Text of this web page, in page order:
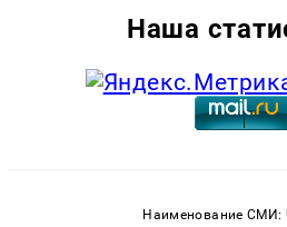
Наша
Наименование СМИ: